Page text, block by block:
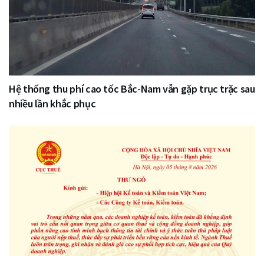
Hệ thống thu phí cao tốc Bắc-Nam vẫn gặp trục trặc sau
nhiều lần khắc phục